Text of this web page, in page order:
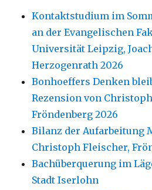
Kontaktstudium im
an der Evangelischen
Universität Leipzig,
Herzogenrath 2026
Bonhoeffers Denken
Rezension von
Fröndenberg 2026
Bilanz der Aufarbeitung
Christoph Fleischer,
Bachüberquerung im
Stadt Iserlohn